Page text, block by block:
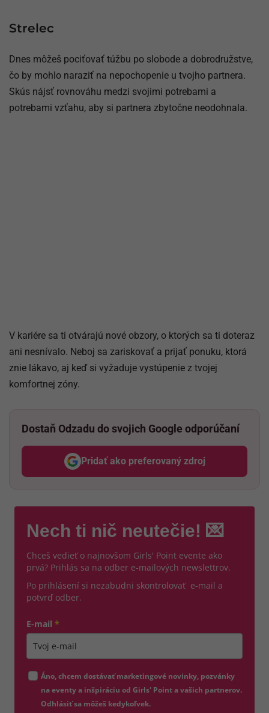
Strelec
Dnes môžeš pociťovať túžbu po slobode a dobrodružstve,
čo by mohlo naraziť na nepochopenie u tvojho partnera.
Skús nájsť rovnováhu medzi svojimi potrebami a
potrebami vzťahu, aby si partnera zbytočne neodohnala.
V kariére sa ti otvárajú nové obzory, o ktorých sa ti doteraz
ani nesnívalo. Neboj sa zariskovať a prijať ponuku, ktorá
znie lákavo, aj keď si vyžaduje vystúpenie z tvojej
komfortnej zóny.
Dostaň Odzadu do svojich Google odporúčaní
Pridať ako preferovaný zdroj
Odzadu, odkaz sa otvorí v
Nech ti nič neutečie! 💌
Chceš vedieť o najnovšom Girls' Point evente ako
prvá? Prihlás sa na odber e-mailových newslettrov.
Po prihlásení si nezabudni skontrolovať e-mail a
potvrď odber.
E-mail *
Áno, chcem dostávať marketingové novinky, pozvánky
na eventy a inšpiráciu od Girls' Point a vašich partnerov.
Odhlásiť sa môžeš kedykoľvek.